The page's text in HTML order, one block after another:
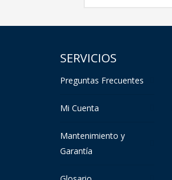
SERVICIOS
Preguntas Frecuentes
Mi Cuenta
Mantenimiento y
Garantía